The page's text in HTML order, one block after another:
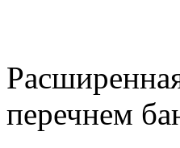
перечнем